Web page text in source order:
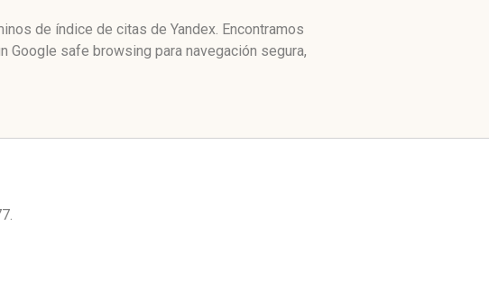
de índice de citas de Yandex. Encontramos
Google safe browsing para navegación segura,